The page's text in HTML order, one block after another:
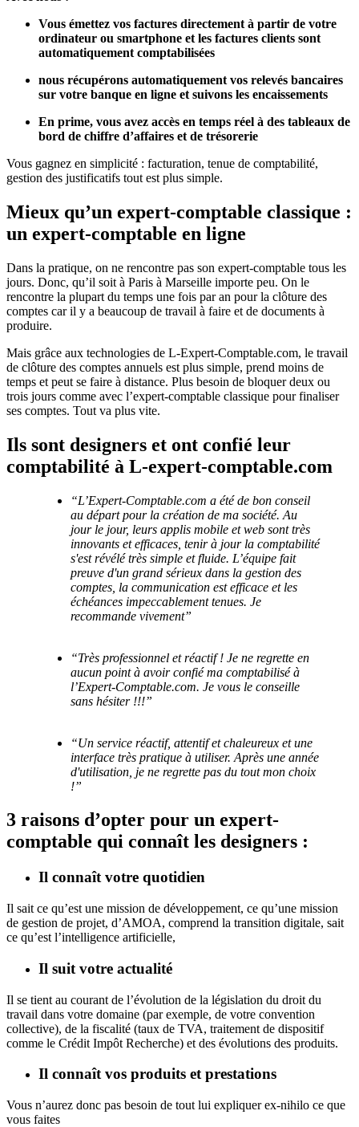
Vous émettez vos factures directement à partir de votre
ordinateur ou smartphone et les factures clients sont
automatiquement comptabilisées
nous récupérons automatiquement vos relevés bancaires
sur votre banque en ligne et suivons les encaissements
En prime, vous avez accès en temps réel à des tableaux de
bord de chiffre d’affaires et de trésorerie
Vous gagnez en simplicité : facturation, tenue de comptabilité,
gestion des justificatifs tout est plus simple.
Mieux qu’un expert-comptable classique :
un expert-comptable en ligne
Dans la pratique, on ne rencontre pas son expert-comptable tous les
jours. Donc, qu’il soit à Paris à Marseille importe peu. On le
rencontre la plupart du temps une fois par an pour la clôture des
comptes car il y a beaucoup de travail à faire et de documents à
produire.
Mais grâce aux technologies de L-Expert-Comptable.com, le travail
de clôture des comptes annuels est plus simple, prend moins de
temps et peut se faire à distance. Plus besoin de bloquer deux ou
trois jours comme avec l’expert-comptable classique pour finaliser
ses comptes. Tout va plus vite.
Ils sont designers et ont confié leur
comptabilité à L-expert-comptable.com
“L’Expert-Comptable.com a été de bon conseil
au départ pour la création de ma société. Au
jour le jour, leurs applis mobile et web sont très
innovants et efficaces, tenir à jour la comptabilité
s'est révélé très simple et fluide. L’équipe fait
preuve d'un grand sérieux dans la gestion des
comptes, la communication est efficace et les
échéances impeccablement tenues. Je
recommande vivement”
“Très professionnel et réactif ! Je ne regrette en
aucun point à avoir confié ma comptabilisé à
l’Expert-Comptable.com. Je vous le conseille
sans hésiter !!!”
“Un service réactif, attentif et chaleureux et une
interface très pratique à utiliser. Après une année
d'utilisation, je ne regrette pas du tout mon choix
!”
3 raisons d’opter pour un expert-
comptable qui connaît les designers :
Il connaît votre quotidien
Il sait ce qu’est une mission de développement, ce qu’une mission
de gestion de projet, d’AMOA, comprend la transition digitale, sait
ce qu’est l’intelligence artificielle,
Il suit votre actualité
Il se tient au courant de l’évolution de la législation du droit du
travail dans votre domaine (par exemple, de votre convention
collective), de la fiscalité (taux de TVA, traitement de dispositif
comme le Crédit Impôt Recherche) et des évolutions des produits.
Il connaît vos produits et prestations
Vous n’aurez donc pas besoin de tout lui expliquer ex-nihilo ce que
vous faites